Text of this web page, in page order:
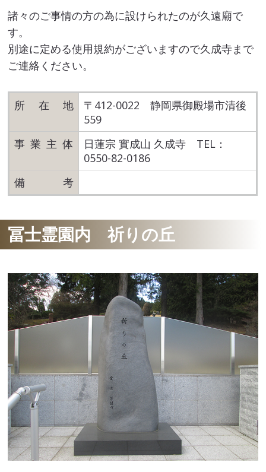
諸々のご事情の方の為に設けられたのが久遠廟で
す。
別途に定める使用規約がございますので久成寺まで
ご連絡ください。
所在地
〒412-0022 静岡県御殿場市清後
559
事業主体
日蓮宗 實成山 久成寺 TEL：
0550-82-0186
備考
冨士霊園内 祈りの丘